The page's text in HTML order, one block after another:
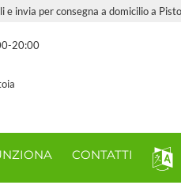
invia per consegna a domicilio a
20:00
CONTATTI